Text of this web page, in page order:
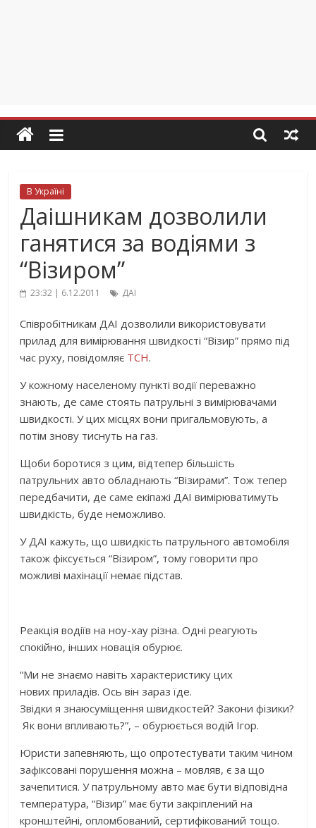
В Україні
Даішникам дозволили
ганятися за водіями з
“Візиром”
23:32 | 6.12.2011 ДАІ
Співробітникам ДАІ дозволили використовувати
прилад для вимірювання швидкості “Візир” прямо під
час руху, повідомляє ТСН.
У кожному населеному пункті водії переважно
знають, де саме стоять патрульні з вимірювачами
швидкості. У цих місцях вони пригальмовують, а
потім знову тиснуть на газ.
Щоби боротися з цим, відтепер більшість
патрульних авто обладнають “Візирами”. Тож тепер
передбачити, де саме екіпажі ДАІ вимірюватимуть
швидкість, буде неможливо.
У ДАІ кажуть, що швидкість патрульного автомобіля
також фіксується “Візиром”, тому говорити про
можливі махінації немає підстав.
Реакція водіїв на ноу-хау різна. Одні реагують
спокійно, інших новація обурює.
“Ми не знаємо навіть характеристику цих
нових приладів. Ось він зараз їде.
Звідки я знаюсуміщення швидкостей? Закони фізики?
Як вони впливають?”, – обурюється водій Ігор.
Юристи запевняють, що опротестувати таким чином
зафіксовані порушення можна – мовляв, є за що
зачепитися. У патрульному авто має бути відповідна
температура, “Візир” має бути закріплений на
кронштейні, опломбований, сертифікований тощо.